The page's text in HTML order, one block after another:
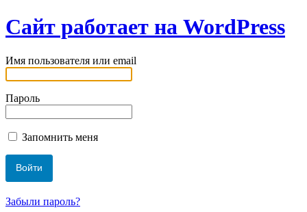
Сайт работает на WordPress
Имя пользователя или email
Пароль
Запомнить меня
Забыли пароль?